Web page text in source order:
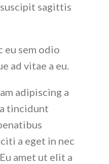
sagittis
eu sem odio
ad vitae a eu.
adipiscing a
tincidunt
a eget in nec
amet ut elit a